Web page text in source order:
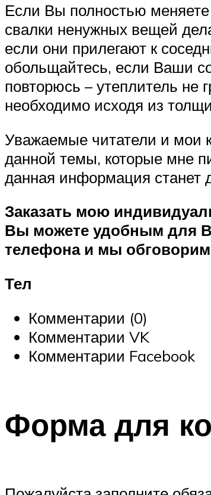
Если Вы полностью
свалки ненужных вещей
если они прилегают к
обольщайтесь, если Ваши
повторюсь – утеплитель не
необходимо исходя из
Уважаемые читатели и мои
данной темы, которые мне
данная информация станет
Заказать мою
Вы можете удобным для
телефона и мы обговорим
Тел
Комментарии (0)
Комментарии VK
Комментарии Facebook
Форма для